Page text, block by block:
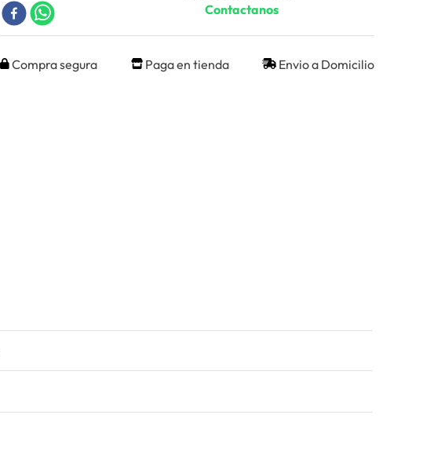
Contactanos
Compra segura Paga en tienda Envio a Domicilio